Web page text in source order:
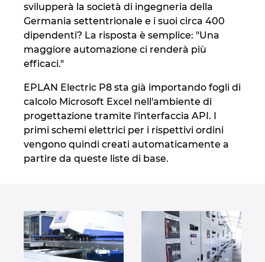
svilupperà la società di ingegneria della
Germania settentrionale e i suoi circa 400
dipendenti? La risposta è semplice: "Una
maggiore automazione ci renderà più
efficaci."
EPLAN Electric P8 sta già importando fogli di
calcolo Microsoft Excel nell'ambiente di
progettazione tramite l'interfaccia API. I
primi schemi elettrici per i rispettivi ordini
vengono quindi creati automaticamente a
partire da queste liste di base.